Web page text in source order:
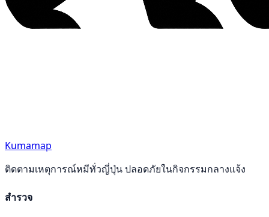
Kumamap
ติดตามเหตุการณ์หมีทั่วญี่ปุ่น ปลอดภัยในกิจกรรมกลางแจ้ง
สำรวจ